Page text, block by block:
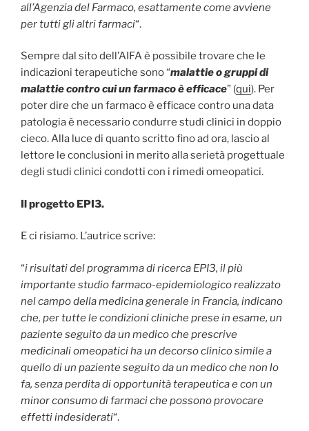
all’Agenzia del Farmaco, esattamente come avviene
per tutti gli altri farmaci“.
Sempre dal sito dell’AIFA è possibile trovare che le
indicazioni terapeutiche sono “malattie o gruppi di
malattie contro cui un farmaco è efficace” (qui). Per
poter dire che un farmaco è efficace contro una data
patologia è necessario condurre studi clinici in doppio
cieco. Alla luce di quanto scritto fino ad ora, lascio al
lettore le conclusioni in merito alla serietà progettuale
degli studi clinici condotti con i rimedi omeopatici.
Il progetto EPI3.
E ci risiamo. L’autrice scrive:
“i risultati del programma di ricerca EPI3, il più
importante studio farmaco-epidemiologico realizzato
nel campo della medicina generale in Francia, indicano
che, per tutte le condizioni cliniche prese in esame, un
paziente seguito da un medico che prescrive
medicinali omeopatici ha un decorso clinico simile a
quello di un paziente seguito da un medico che non lo
fa, senza perdita di opportunità terapeutica e con un
minor consumo di farmaci che possono provocare
effetti indesiderati“.